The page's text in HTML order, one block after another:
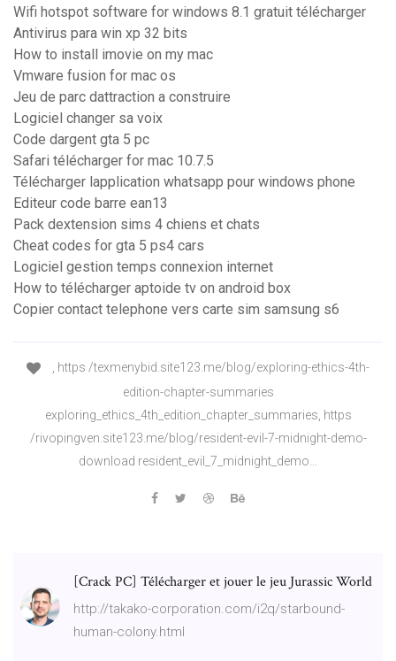
Wifi hotspot software for windows 8.1 gratuit télécharger
Antivirus para win xp 32 bits
How to install imovie on my mac
Vmware fusion for mac os
Jeu de parc dattraction a construire
Logiciel changer sa voix
Code dargent gta 5 pc
Safari télécharger for mac 10.7.5
Télécharger lapplication whatsapp pour windows phone
Editeur code barre ean13
Pack dextension sims 4 chiens et chats
Cheat codes for gta 5 ps4 cars
Logiciel gestion temps connexion internet
How to télécharger aptoide tv on android box
Copier contact telephone vers carte sim samsung s6
, https /texmenybid.site123.me/blog/exploring-ethics-4th-
edition-chapter-summaries
exploring_ethics_4th_edition_chapter_summaries, https
/rivopingven.site123.me/blog/resident-evil-7-midnight-demo-
download resident_evil_7_midnight_demo…
[Crack PC] Télécharger et jouer le jeu Jurassic World
http://takako-corporation.com/i2q/starbound-
human-colony.html